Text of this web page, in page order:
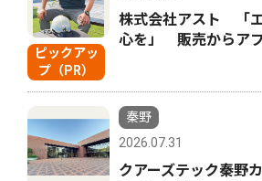
ピックアッ
プ（PR）
株式会社アスト 「
心を」 販売からア
秦野
2026.07.31
クアーズテック秦野